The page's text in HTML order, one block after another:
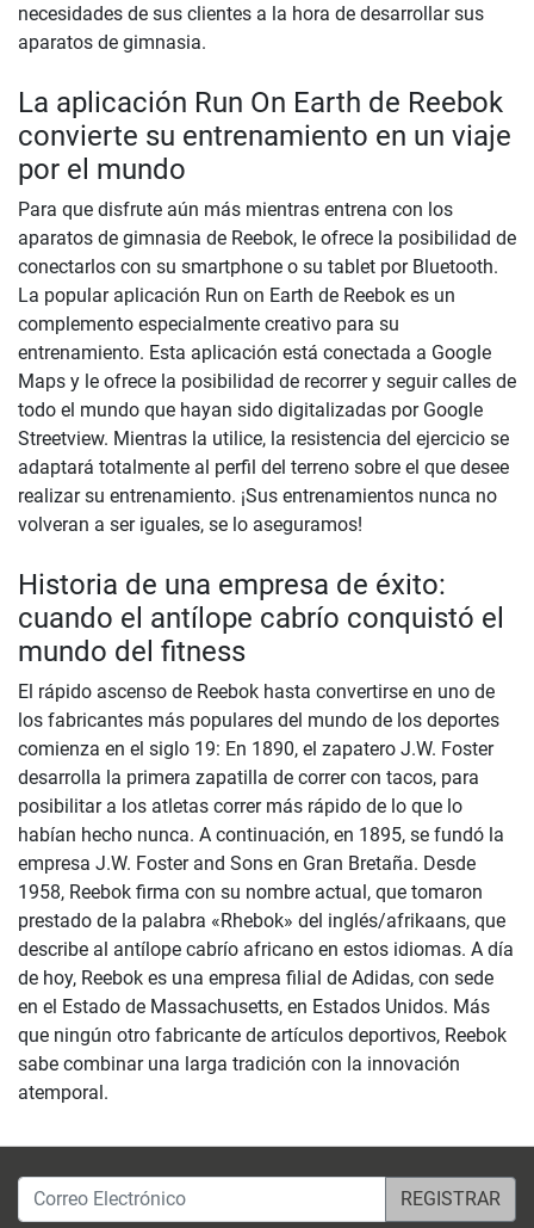
necesidades de sus clientes a la hora de desarrollar sus
aparatos de gimnasia.
La aplicación Run On Earth de Reebok
convierte su entrenamiento en un viaje
por el mundo
Para que disfrute aún más mientras entrena con los
aparatos de gimnasia de Reebok, le ofrece la posibilidad de
conectarlos con su smartphone o su tablet por Bluetooth.
La popular aplicación Run on Earth de Reebok es un
complemento especialmente creativo para su
entrenamiento. Esta aplicación está conectada a Google
Maps y le ofrece la posibilidad de recorrer y seguir calles de
todo el mundo que hayan sido digitalizadas por Google
Streetview. Mientras la utilice, la resistencia del ejercicio se
adaptará totalmente al perfil del terreno sobre el que desee
realizar su entrenamiento. ¡Sus entrenamientos nunca no
volveran a ser iguales, se lo aseguramos!
Historia de una empresa de éxito:
cuando el antílope cabrío conquistó el
mundo del fitness
El rápido ascenso de Reebok hasta convertirse en uno de
los fabricantes más populares del mundo de los deportes
comienza en el siglo 19: En 1890, el zapatero J.W. Foster
desarrolla la primera zapatilla de correr con tacos, para
posibilitar a los atletas correr más rápido de lo que lo
habían hecho nunca. A continuación, en 1895, se fundó la
empresa J.W. Foster and Sons en Gran Bretaña. Desde
1958, Reebok firma con su nombre actual, que tomaron
prestado de la palabra «Rhebok» del inglés/afrikaans, que
describe al antílope cabrío africano en estos idiomas. A día
de hoy, Reebok es una empresa filial de Adidas, con sede
en el Estado de Massachusetts, en Estados Unidos. Más
que ningún otro fabricante de artículos deportivos, Reebok
sabe combinar una larga tradición con la innovación
atemporal.
Correo Electrónico